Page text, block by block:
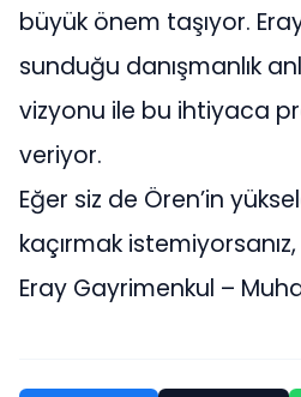
büyük önem taşıyor.
sunduğu danışmanlık
vizyonu ile bu ihtiyaca
veriyor.
Eğer siz de Ören’in
kaçırmak
Eray Gayrimenkul –